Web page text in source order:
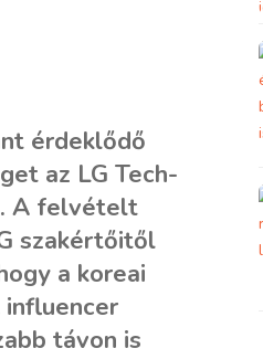
érdeklődő
az LG Tech-
A felvételt
szakértőitől
a koreai
távon is